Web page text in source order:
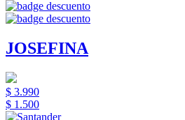
JOSEFINA
$ 3.990
$ 1.500